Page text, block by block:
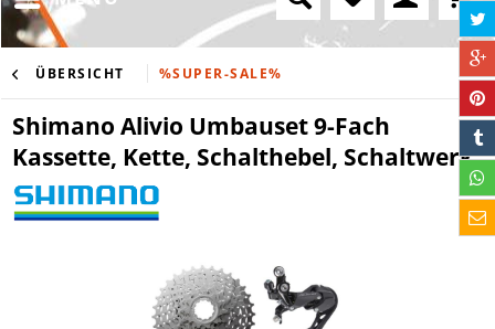
ÜBERSICHT %SUPER-SALE%
Shimano Alivio Umbauset 9-Fach
Kassette, Kette, Schalthebel, Schaltwerk